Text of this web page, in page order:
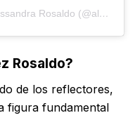
Una publicación compartida por Alessandra Rosaldo (@alexrosaldo)
Rosaldo?
de los reflectores,
figura fundamental